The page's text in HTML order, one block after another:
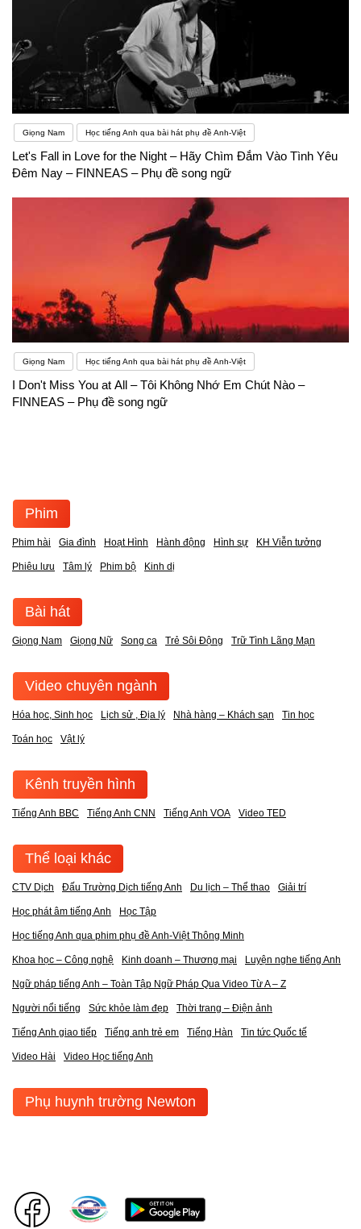
Giọng Nam Học tiếng Anh qua bài hát phụ đề Anh-Việt
Let's Fall in Love for the Night – Hãy Chìm Đắm Vào Tình Yêu
Đêm Nay – FINNEAS – Phụ đề song ngữ
Giọng Nam Học tiếng Anh qua bài hát phụ đề Anh-Việt
I Don't Miss You at All – Tôi Không Nhớ Em Chút Nào –
FINNEAS – Phụ đề song ngữ
Phim
Phim hài Gia đình Hoạt Hình Hành động Hình sự KH Viễn tưởng
Phiêu lưu Tâm lý Phim bộ Kinh dị
Bài hát
Giọng Nam Giọng Nữ Song ca Trẻ Sôi Động Trữ Tình Lãng Mạn
Video chuyên ngành
Hóa học, Sinh học Lịch sử , Địa lý Nhà hàng – Khách sạn Tin học
Toán học Vật lý
Kênh truyền hình
Tiếng Anh BBC Tiếng Anh CNN Tiếng Anh VOA Video TED
Thể loại khác
CTV Dịch Đấu Trường Dịch tiếng Anh Du lịch – Thể thao Giải trí
Học phát âm tiếng Anh Học Tập
Học tiếng Anh qua phim phụ đề Anh-Việt Thông Minh
Khoa học – Công nghệ Kinh doanh – Thương mại Luyện nghe tiếng Anh
Ngữ pháp tiếng Anh – Toàn Tập Ngữ Pháp Qua Video Từ A – Z
Người nổi tiếng Sức khỏe làm đẹp Thời trang – Điện ảnh
Tiếng Anh giao tiếp Tiếng anh trẻ em Tiếng Hàn Tin tức Quốc tế
Video Hài Video Học tiếng Anh
Phụ huynh trường Newton